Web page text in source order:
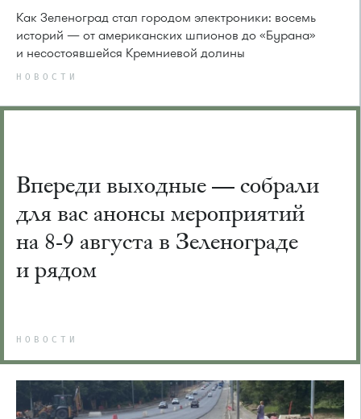
Как Зеленоград стал городом электроники: восемь
историй — от американских шпионов до «Бурана»
и несостоявшейся Кремниевой долины
НОВОСТИ
Впереди выходные — собрали
для вас анонсы мероприятий
на 8-9 августа в Зеленограде
и рядом
НОВОСТИ